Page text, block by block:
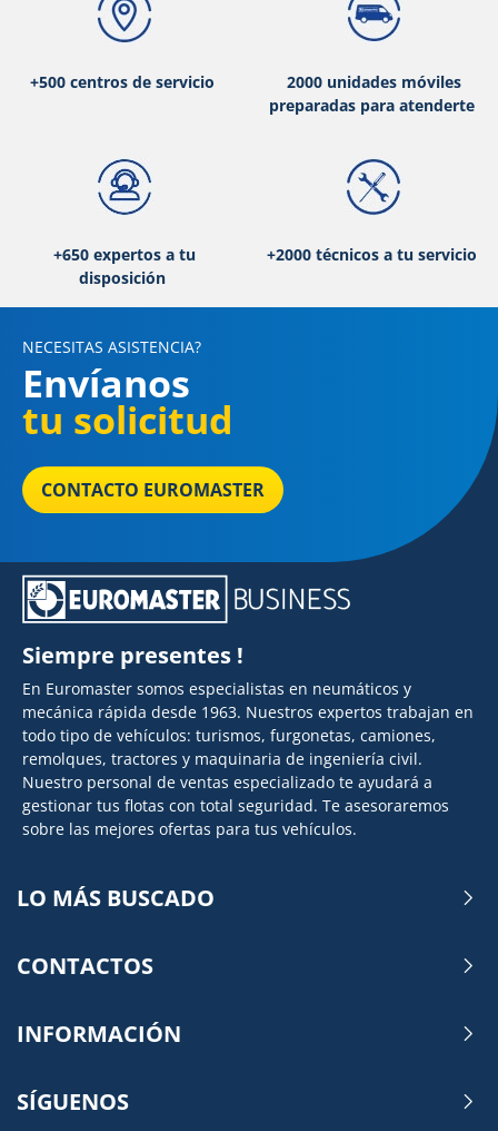
+500 centros de servicio
2000 unidades móviles
preparadas para atenderte
+650 expertos a tu
disposición
+2000 técnicos a tu servicio
NECESITAS ASISTENCIA?
Envíanos
tu solicitud
CONTACTO EUROMASTER
Siempre presentes !
En Euromaster somos especialistas en neumáticos y
mecánica rápida desde 1963. Nuestros expertos trabajan en
todo tipo de vehículos: turismos, furgonetas, camiones,
remolques, tractores y maquinaria de ingeniería civil.
Nuestro personal de ventas especializado te ayudará a
gestionar tus flotas con total seguridad. Te asesoraremos
sobre las mejores ofertas para tus vehículos.
LO MÁS BUSCADO
CONTACTOS
INFORMACIÓN
SÍGUENOS